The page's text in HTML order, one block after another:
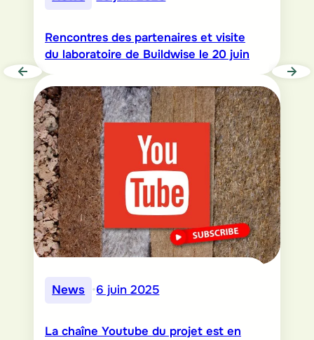
Rencontres des partenaires et visite
du laboratoire de Buildwise le 20 juin
News •6 juin 2025
La chaîne Youtube du projet est en